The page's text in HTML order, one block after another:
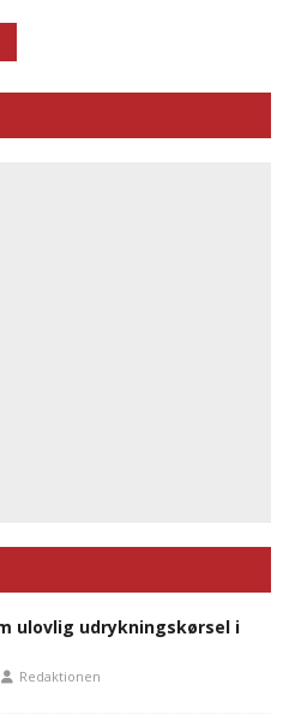
ulovlig udrykningskørsel i
Redaktionen